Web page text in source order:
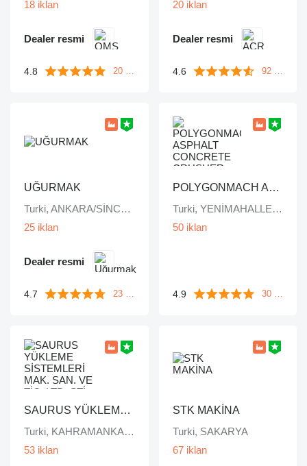
18 iklan
Dealer resmi
4.8 20 ulasan
20 iklan
Dealer resmi
4.6 92 ulasan
UĞURMAK
Turki, ANKARA/SİNCAN
25 iklan
Dealer resmi
4.7 23 ulasan
POLYGONMACH ASPHALT CONCRETE CRUSHER SYSTEMS
Turki, YENİMAHALLE/ ANKARA /
50 iklan
4.9 30 ulasan
SAURUS YÜKLEME SİSTEMLERİ MAK. SAN. VE TİC. LTD. ŞTİ.
Turki, KAHRAMANKAZAN/ ANKARA
53 iklan
STK MAKİNA
Turki, SAKARYA
67 iklan